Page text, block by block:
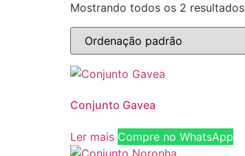
Mostrando todos os 2 resultados
Conjunto Gavea
Ler mais Compre no WhatsApp